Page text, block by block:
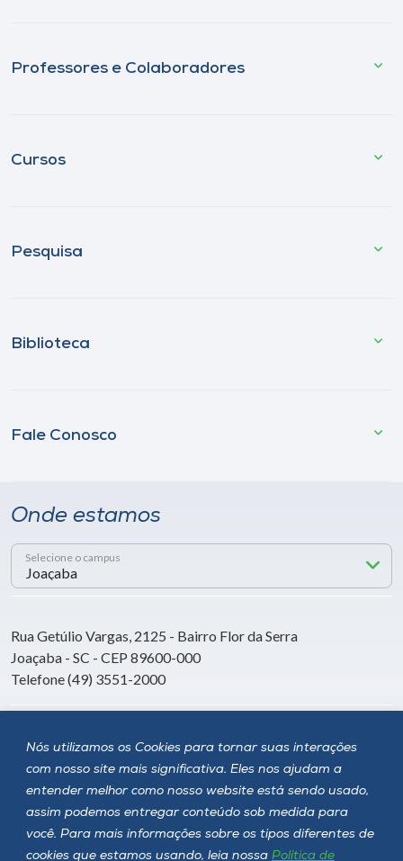
Nós utilizamos os Cookies para tornar suas interações
com nosso site mais significativa. Eles nos ajudam a
entender melhor como nosso website está sendo usado,
assim podemos entregar conteúdo sob medida para
você. Para mais informações sobre os tipos diferentes de
cookies que estamos usando, leia nossa Política de
Professores e Colaboradores
Cursos
Pesquisa
Biblioteca
Fale Conosco
Onde estamos
Selecione o campus
Rua Getúlio Vargas, 2125 - Bairro Flor da Serra
Joaçaba - SC - CEP 89600-000
Telefone (49) 3551-2000
Siga a Unoesc